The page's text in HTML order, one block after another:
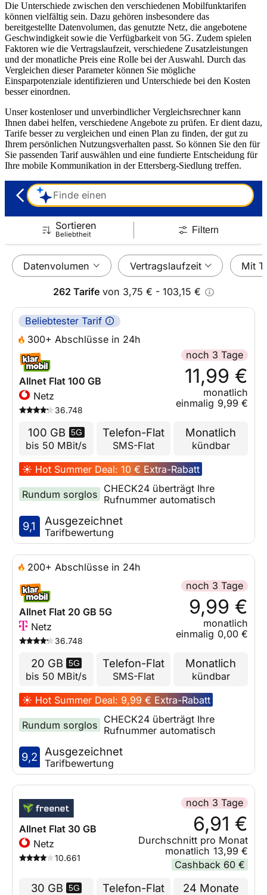
Die Unterschiede zwischen den verschiedenen Mobilfunktarifen
können vielfältig sein. Dazu gehören insbesondere das
bereitgestellte Datenvolumen, das genutzte Netz, die angebotene
Geschwindigkeit sowie die Verfügbarkeit von 5G. Zudem spielen
Faktoren wie die Vertragslaufzeit, verschiedene Zusatzleistungen
und der monatliche Preis eine Rolle bei der Auswahl. Durch das
Vergleichen dieser Parameter können Sie mögliche
Einsparpotenziale identifizieren und Unterschiede bei den Kosten
besser einordnen.
Unser kostenloser und unverbindlicher Vergleichsrechner kann
Ihnen dabei helfen, verschiedene Angebote zu prüfen. Er dient dazu,
Tarife besser zu vergleichen und einen Plan zu finden, der gut zu
Ihrem persönlichen Nutzungsverhalten passt. So können Sie den für
Sie passenden Tarif auswählen und eine fundierte Entscheidung für
Ihre mobile Kommunikation in der Ettersberg-Siedlung treffen.